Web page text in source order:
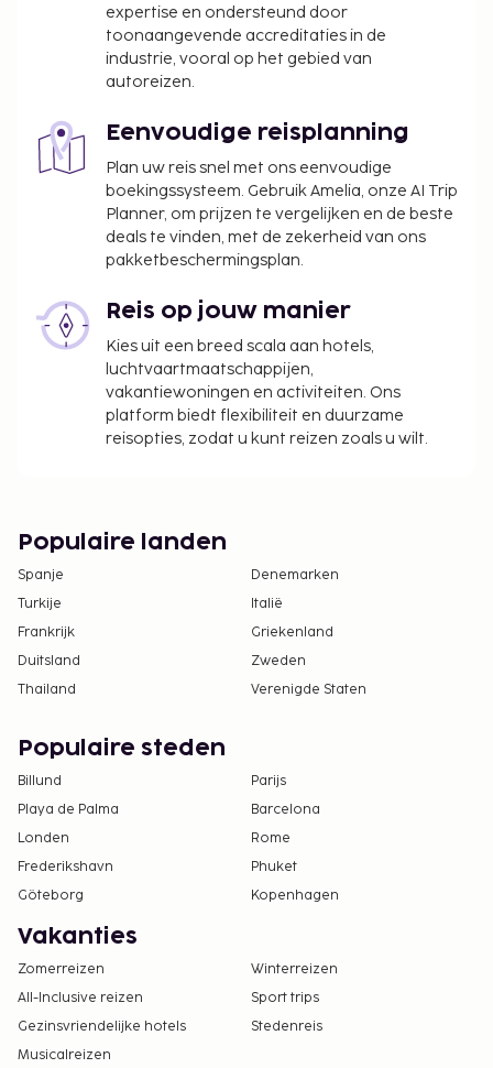
expertise en ondersteund door
toonaangevende accreditaties in de
industrie, vooral op het gebied van
autoreizen.
Eenvoudige reisplanning
Plan uw reis snel met ons eenvoudige
boekingssysteem. Gebruik Amelia, onze AI Trip
Planner, om prijzen te vergelijken en de beste
deals te vinden, met de zekerheid van ons
pakketbeschermingsplan.
Reis op jouw manier
Kies uit een breed scala aan hotels,
luchtvaartmaatschappijen,
vakantiewoningen en activiteiten. Ons
platform biedt flexibiliteit en duurzame
reisopties, zodat u kunt reizen zoals u wilt.
Populaire landen
Spanje
Denemarken
Turkije
Italië
Frankrijk
Griekenland
Duitsland
Zweden
Thailand
Verenigde Staten
Populaire steden
Billund
Parijs
Playa de Palma
Barcelona
Londen
Rome
Frederikshavn
Phuket
Göteborg
Kopenhagen
Vakanties
Zomerreizen
Winterreizen
All-Inclusive reizen
Sport trips
Gezinsvriendelijke hotels
Stedenreis
Musicalreizen